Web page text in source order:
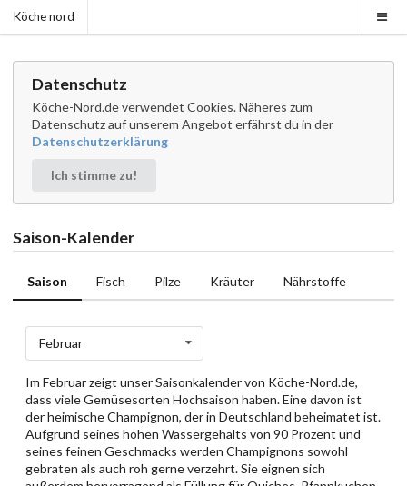
Köche nord
Datenschutz
Köche-Nord.de verwendet Cookies. Näheres zum
Datenschutz auf unserem Angebot erfährst du in der
Datenschutzerklärung
Ich stimme zu!
Saison-Kalender
Saison Fisch Pilze Kräuter Nährstoffe
Februar
Im Februar zeigt unser Saisonkalender von Köche-Nord.de,
dass viele Gemüsesorten Hochsaison haben. Eine davon ist
der heimische Champignon, der in Deutschland beheimatet ist.
Aufgrund seines hohen Wassergehalts von 90 Prozent und
seines feinen Geschmacks werden Champignons sowohl
gebraten als auch roh gerne verzehrt. Sie eignen sich